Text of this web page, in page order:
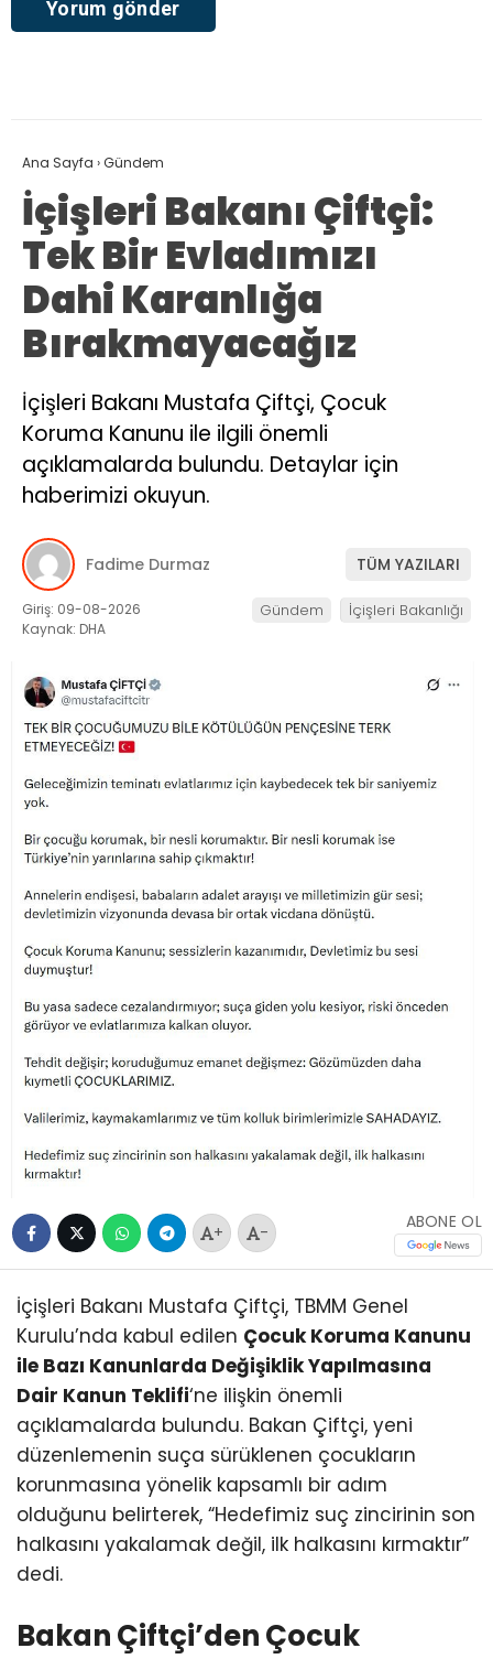
Ana Sayfa ›Gündem
İçişleri Bakanı Çiftçi:
Tek Bir Evladımızı
Dahi Karanlığa
Bırakmayacağız
İçişleri Bakanı Mustafa Çiftçi, Çocuk
Koruma Kanunu ile ilgili önemli
açıklamalarda bulundu. Detaylar için
haberimizi okuyun.
Fadime Durmaz TÜM YAZILARI
Giriş: 09-08-2026
Kaynak: DHA
Gündem İçişleri Bakanlığı
+ -
ABONE OL
İçişleri Bakanı Mustafa Çiftçi, TBMM Genel
Kurulu’nda kabul edilen Çocuk Koruma Kanunu
ile Bazı Kanunlarda Değişiklik Yapılmasına
Dair Kanun Teklifi‘ne ilişkin önemli
açıklamalarda bulundu. Bakan Çiftçi, yeni
düzenlemenin suça sürüklenen çocukların
korunmasına yönelik kapsamlı bir adım
olduğunu belirterek, “Hedefimiz suç zincirinin son
halkasını yakalamak değil, ilk halkasını kırmaktır”
dedi.
Bakan Çiftçi’den Çocuk